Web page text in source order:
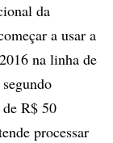
da
a usar a
na linha de
R$ 50
processar